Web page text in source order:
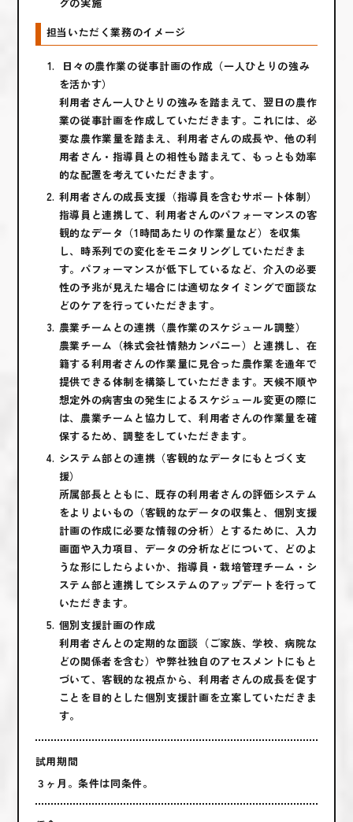
担当いただく業務のイメージ
日々の農作業の従事計画の作成（一人ひとりの強み
を活かす）
利用者さん一人ひとりの強みを踏まえて、翌日の農作
業の従事計画を作成していただきます。これには、必
要な農作業量を踏まえ、利用者さんの成長や、他の利
用者さん・指導員との相性も踏まえて、もっとも効率
的な配置を考えていただきます。
利用者さんの成長支援（指導員を含むサポート体制）
指導員と連携して、利用者さんのパフォーマンスの客
観的なデータ（1時間あたりの作業量など）を収集
し、時系列での変化をモニタリングしていただきま
す。パフォーマンスが低下しているなど、介入の必要
性の予兆が見えた場合には適切なタイミングで面談な
どのケアを行っていただきます。
農業チームとの連携（農作業のスケジュール調整）
農業チーム（株式会社情熱カンパニー）と連携し、在
籍する利用者さんの作業量に見合った農作業を通年で
提供できる体制を構築していただきます。天候不順や
想定外の病害虫の発生によるスケジュール変更の際に
は、農業チームと協力して、利用者さんの作業量を確
保するため、調整をしていただきます。
システム部との連携（客観的なデータにもとづく支
援）
所属部長とともに、既存の利用者さんの評価システム
をよりよいもの（客観的なデータの収集と、個別支援
計画の作成に必要な情報の分析）とするために、入力
画面や入力項目、データの分析などについて、どのよ
うな形にしたらよいか、指導員・栽培管理チーム・シ
ステム部と連携してシステムのアップデートを行って
いただきます。
個別支援計画の作成
利用者さんとの定期的な面談（ご家族、学校、病院な
どの関係者を含む）や弊社独自のアセスメントにもと
づいて、客観的な視点から、利用者さんの成長を促す
ことを目的とした個別支援計画を立案していただきま
す。
試用期間
３ヶ月。条件は同条件。